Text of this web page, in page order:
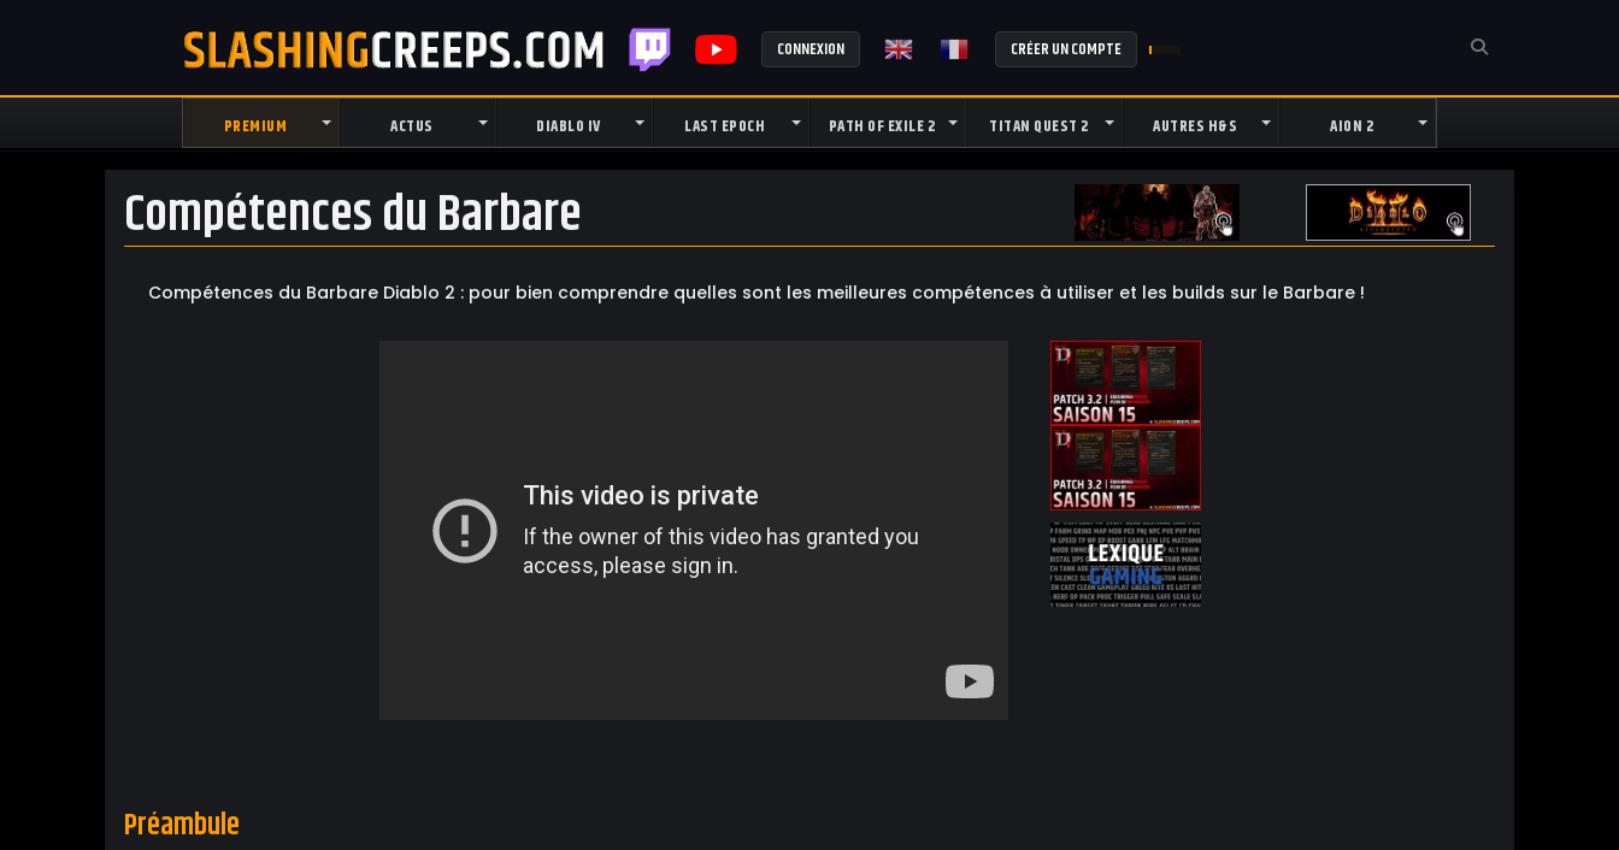
CONNEXION CRÉER UN COMPTE
PREMIUM ACTUS DIABLO IV LAST EPOCH PATH OF EXILE 2 TITAN QUEST 2 AUTRES H&S AION 2
Compétences du Barbare
Compétences du Barbare Diablo 2 : pour bien comprendre quelles sont les meilleures compétences à utiliser et les builds sur le Barbare !
Préambule